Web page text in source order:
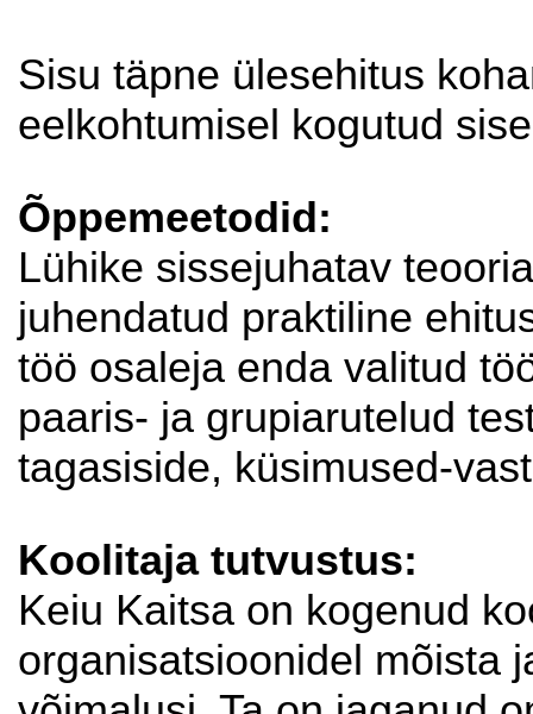
Sisu täpne ülesehitus
eelkohtumisel kogutud
Õppemeetodid:
Lühike sissejuhatav
juhendatud praktiline
töö osaleja enda valitud
paaris- ja grupiarutelud
tagasiside, küsimused-
Koolitaja tutvustus:
Keiu Kaitsa on kogenud
organisatsioonidel mõista